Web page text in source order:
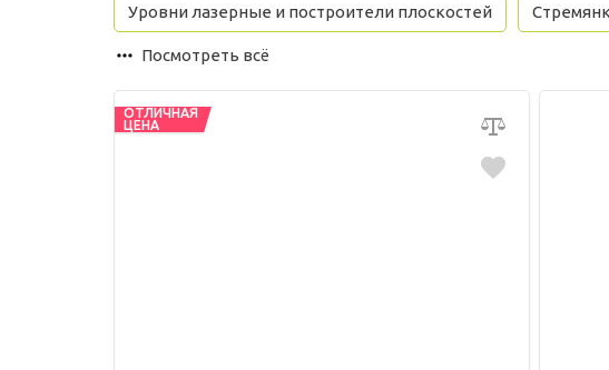
Уровни лазерные и построители плоскостей
Посмотреть всё
ОТЛИЧНАЯ
ЦЕНА